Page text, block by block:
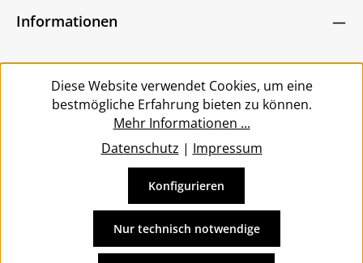
bin mit ihnen einverstanden.
Zeichen ein*
Informationen
Service
Vertrag widerrufen
und ggf. Nachnahmegebühren, wenn nicht anders
angegeben.
Diese Website verwendet Cookies, um eine
bestmögliche Erfahrung bieten zu können.
Mehr Informationen ...
Datenschutz | Impressum
Nur technisch notwendige
Konfigurieren